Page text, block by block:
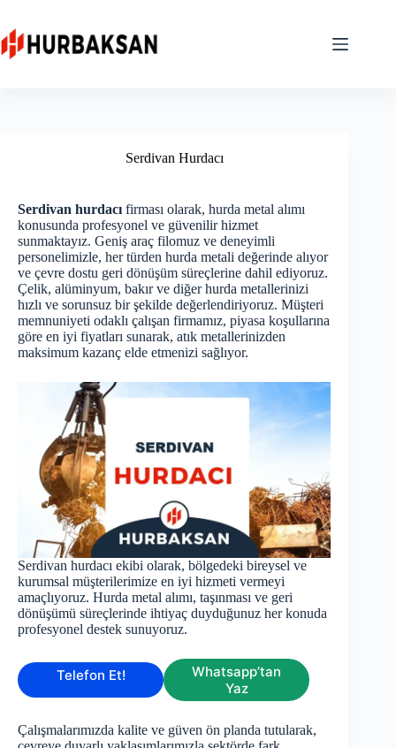
content
Serdivan Hurdacı
Serdivan hurdacı firması olarak, hurda metal alımı
konusunda profesyonel ve güvenilir hizmet
sunmaktayız. Geniş araç filomuz ve deneyimli
personelimizle, her türden hurda metali değerinde alıyor
ve çevre dostu geri dönüşüm süreçlerine dahil ediyoruz.
Çelik, alüminyum, bakır ve diğer hurda metallerinizi
hızlı ve sorunsuz bir şekilde değerlendiriyoruz. Müşteri
memnuniyeti odaklı çalışan firmamız, piyasa koşullarına
göre en iyi fiyatları sunarak, atık metallerinizden
maksimum kazanç elde etmenizi sağlıyor.
Serdivan hurdacı ekibi olarak, bölgedeki bireysel ve
kurumsal müşterilerimize en iyi hizmeti vermeyi
amaçlıyoruz. Hurda metal alımı, taşınması ve geri
dönüşümü süreçlerinde ihtiyaç duyduğunuz her konuda
profesyonel destek sunuyoruz.
Telefon Et!
Whatsapp’tan
Yaz
Çalışmalarımızda kalite ve güven ön planda tutularak,